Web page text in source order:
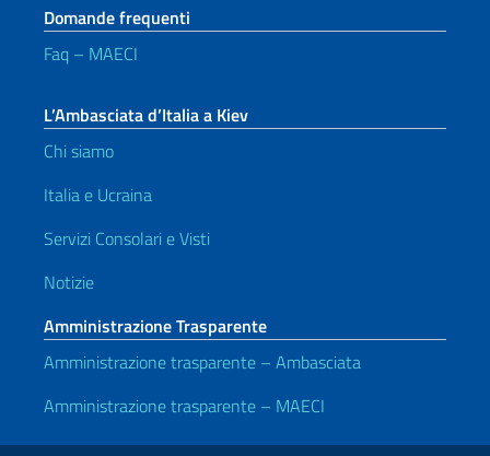
Domande frequenti
Faq – MAECI
L’Ambasciata d’Italia a Kiev
Chi siamo
Italia e Ucraina
Servizi Consolari e Visti
Notizie
Amministrazione Trasparente
Amministrazione trasparente – Ambasciata
Amministrazione trasparente – MAECI